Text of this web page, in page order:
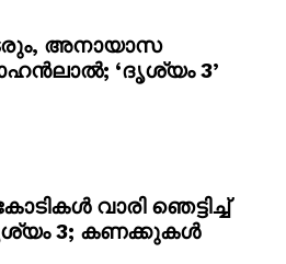
അനായാസ
‘ദൃശ്യം 3’
വാരി ഞെട്ടിച്ച്
3; കണക്കുകൾ